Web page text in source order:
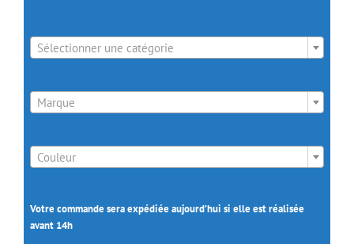
Sélectionner une catégorie
Marque
Couleur
Votre commande sera expédiée aujourd’hui si elle est réalisée
avant 14h